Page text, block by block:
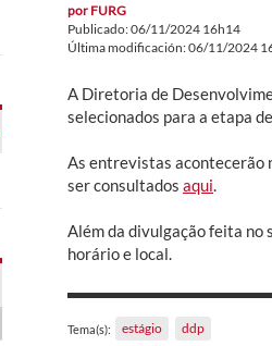
por FURG
Publicado: 06/11/2024 16h14
Última modificación: 06/11/2024
A Diretoria de
selecionados para a etapa
As entrevistas acontecerão
ser consultados aqui
Além da divulgação feita no
horário e local.
Tema(s): estágio ddp